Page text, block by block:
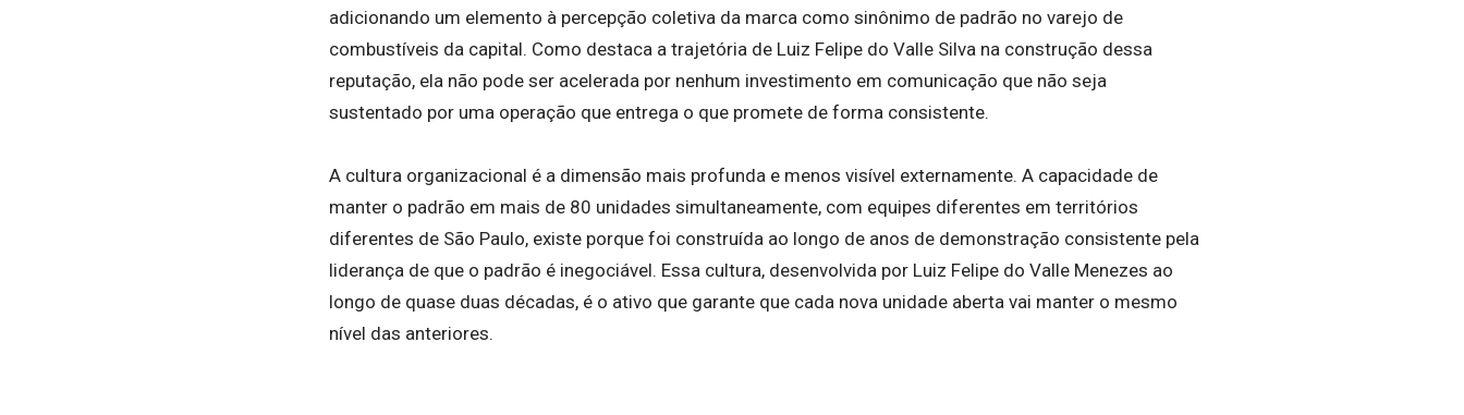
adicionando um elemento à percepção coletiva da marca como sinônimo de padrão no varejo de
combustíveis da capital. Como destaca a trajetória de Luiz Felipe do Valle Silva na construção dessa
reputação, ela não pode ser acelerada por nenhum investimento em comunicação que não seja
sustentado por uma operação que entrega o que promete de forma consistente.
A cultura organizacional é a dimensão mais profunda e menos visível externamente. A capacidade de
manter o padrão em mais de 80 unidades simultaneamente, com equipes diferentes em territórios
diferentes de São Paulo, existe porque foi construída ao longo de anos de demonstração consistente pela
liderança de que o padrão é inegociável. Essa cultura, desenvolvida por Luiz Felipe do Valle Menezes ao
longo de quase duas décadas, é o ativo que garante que cada nova unidade aberta vai manter o mesmo
nível das anteriores.